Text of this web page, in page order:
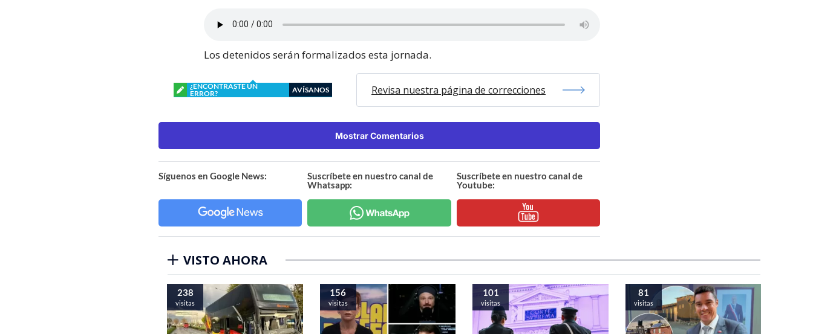
Los detenidos serán formalizados esta jornada.
¿ENCONTRASTE UN
ERROR?
AVÍSANOS Revisa nuestra página de correcciones
Mostrar Comentarios
Síguenos en Google News:
Suscríbete en nuestro canal de
Whatsapp:
Suscríbete en nuestro canal de
Youtube:
VISTO AHORA
238
visitas
156
visitas
101
visitas
81
visitas